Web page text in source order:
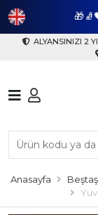
ALYANSINIZI 2
Anasayfa